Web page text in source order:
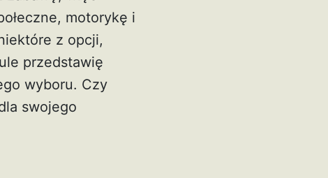
motorykę i
z opcji,
przedstawię
wyboru. Czy
swojego